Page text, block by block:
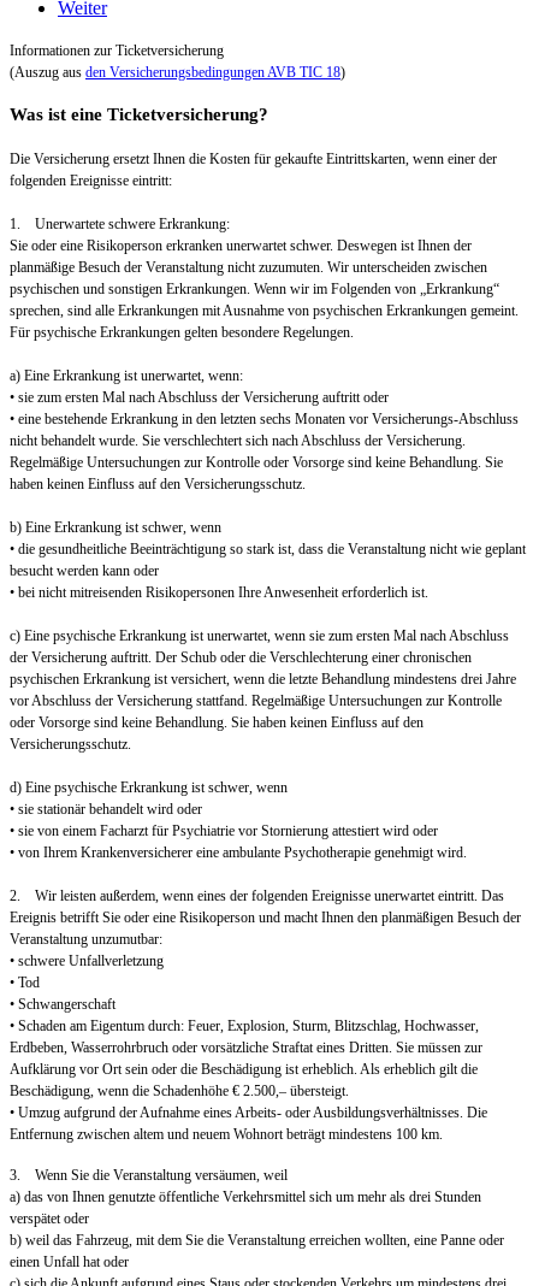
Weiter
Informationen zur Ticketversicherung
(Auszug aus den Versicherungsbedingungen AVB TIC 18)
Was ist eine Ticketversicherung?
Die Versicherung ersetzt Ihnen die Kosten für gekaufte Eintrittskarten, wenn einer der
folgenden Ereignisse eintritt:
1. Unerwartete schwere Erkrankung:
Sie oder eine Risikoperson erkranken unerwartet schwer. Deswegen ist Ihnen der
planmäßige Besuch der Veranstaltung nicht zuzumuten. Wir unterscheiden zwischen
psychischen und sonstigen Erkrankungen. Wenn wir im Folgenden von „Erkrankung“
sprechen, sind alle Erkrankungen mit Ausnahme von psychischen Erkrankungen gemeint.
Für psychische Erkrankungen gelten besondere Regelungen.
a) Eine Erkrankung ist unerwartet, wenn:
• sie zum ersten Mal nach Abschluss der Versicherung auftritt oder
• eine bestehende Erkrankung in den letzten sechs Monaten vor Versicherungs-Abschluss
nicht behandelt wurde. Sie verschlechtert sich nach Abschluss der Versicherung.
Regelmäßige Untersuchungen zur Kontrolle oder Vorsorge sind keine Behandlung. Sie
haben keinen Einfluss auf den Versicherungsschutz.
b) Eine Erkrankung ist schwer, wenn
• die gesundheitliche Beeinträchtigung so stark ist, dass die Veranstaltung nicht wie geplant
besucht werden kann oder
• bei nicht mitreisenden Risikopersonen Ihre Anwesenheit erforderlich ist.
c) Eine psychische Erkrankung ist unerwartet, wenn sie zum ersten Mal nach Abschluss
der Versicherung auftritt. Der Schub oder die Verschlechterung einer chronischen
psychischen Erkrankung ist versichert, wenn die letzte Behandlung mindestens drei Jahre
vor Abschluss der Versicherung stattfand. Regelmäßige Untersuchungen zur Kontrolle
oder Vorsorge sind keine Behandlung. Sie haben keinen Einfluss auf den
Versicherungsschutz.
d) Eine psychische Erkrankung ist schwer, wenn
• sie stationär behandelt wird oder
• sie von einem Facharzt für Psychiatrie vor Stornierung attestiert wird oder
• von Ihrem Krankenversicherer eine ambulante Psychotherapie genehmigt wird.
2. Wir leisten außerdem, wenn eines der folgenden Ereignisse unerwartet eintritt. Das
Ereignis betrifft Sie oder eine Risikoperson und macht Ihnen den planmäßigen Besuch der
Veranstaltung unzumutbar:
• schwere Unfallverletzung
• Tod
• Schwangerschaft
• Schaden am Eigentum durch: Feuer, Explosion, Sturm, Blitzschlag, Hochwasser,
Erdbeben, Wasserrohrbruch oder vorsätzliche Straftat eines Dritten. Sie müssen zur
Aufklärung vor Ort sein oder die Beschädigung ist erheblich. Als erheblich gilt die
Beschädigung, wenn die Schadenhöhe € 2.500,– übersteigt.
• Umzug aufgrund der Aufnahme eines Arbeits- oder Ausbildungsverhältnisses. Die
Entfernung zwischen altem und neuem Wohnort beträgt mindestens 100 km.
3. Wenn Sie die Veranstaltung versäumen, weil
a) das von Ihnen genutzte öffentliche Verkehrsmittel sich um mehr als drei Stunden
verspätet oder
b) weil das Fahrzeug, mit dem Sie die Veranstaltung erreichen wollten, eine Panne oder
einen Unfall hat oder